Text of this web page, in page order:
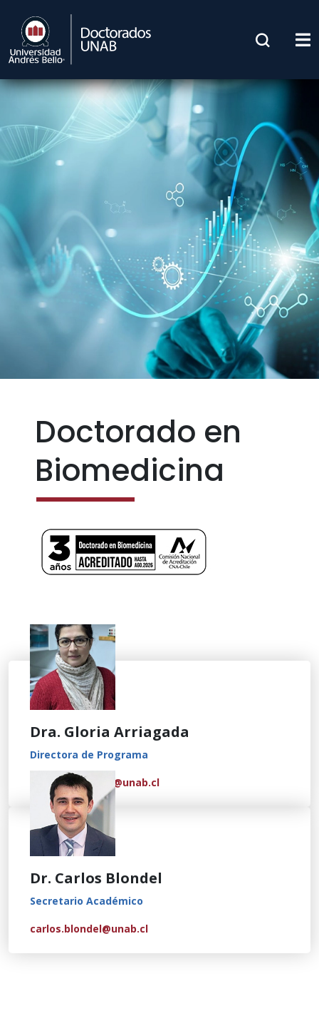
Doctorado en
Biomedicina
Dra. Gloria Arriagada
Directora de Programa
gloria.arriagada@unab.cl
Dr. Carlos Blondel
Secretario Académico
carlos.blondel@unab.cl